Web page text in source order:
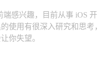
端感兴趣，目前从事 iOS 开
使用有很深入研究和思考，
你失望。